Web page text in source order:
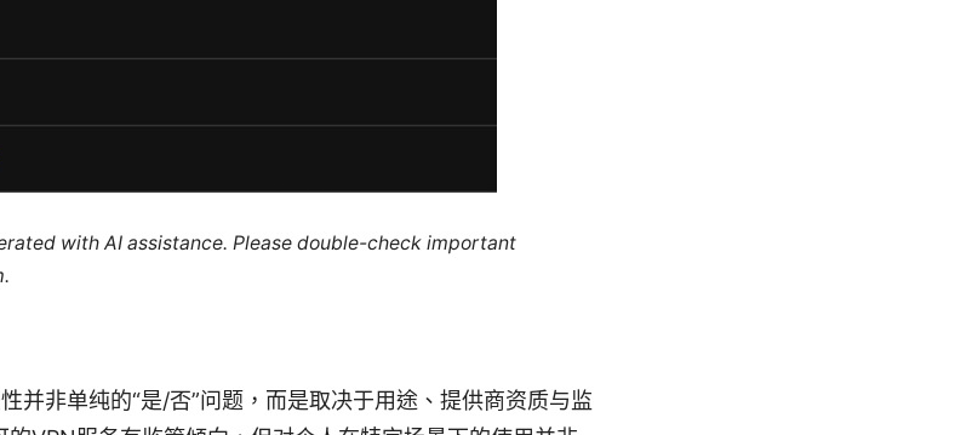
with AI assistance. Please double-check important
并非单纯的“是/否”问题，而是取决于用途、提供商资质与监